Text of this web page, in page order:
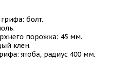
болт.
порожка: 45 мм.
клен.
ятоба, радиус 400 мм.